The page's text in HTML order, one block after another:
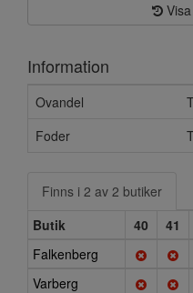
Visa
Information
Ovandel
Foder
Finns i 2 av 2 butiker
Butik
40 41
Falkenberg
Varberg